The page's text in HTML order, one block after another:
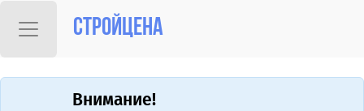
Стройцена
Внимание!